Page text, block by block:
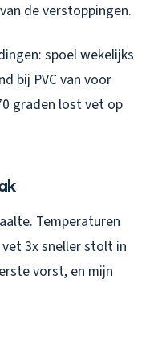
de verstoppingen.
spoel wekelijks
bij PVC van voor
graden lost vet op
Temperaturen
3x sneller stolt in
vorst, en mijn